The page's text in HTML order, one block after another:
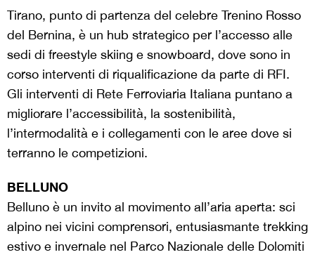
Tirano, punto di partenza del celebre Trenino Rosso
del Bernina, è un hub strategico per l’accesso alle
sedi di freestyle skiing e snowboard, dove sono in
corso interventi di riqualificazione da parte di RFI.
Gli interventi di Rete Ferroviaria Italiana puntano a
migliorare l’accessibilità, la sostenibilità,
l’intermodalità e i collegamenti con le aree dove si
terranno le competizioni.
BELLUNO
Belluno è un invito al movimento all’aria aperta: sci
alpino nei vicini comprensori, entusiasmante trekking
estivo e invernale nel Parco Nazionale delle Dolomiti